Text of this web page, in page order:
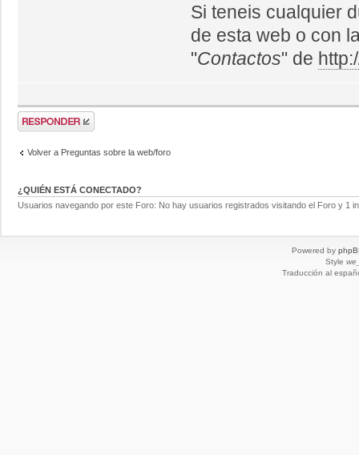
Si teneis cualquier
de esta web o con
"Contactos" de
Volver a Preguntas sobre la web/foro
¿QUIÉN ESTÁ CONECTADO?
Usuarios navegando por este Foro: No hay usuarios registrados visitando el Foro y 1
Powered by
Style
Traducción al